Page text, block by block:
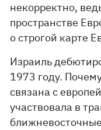
некорректно,
пространстве
о строгой карте
Израиль
1973 году.
связана с
участвовала в